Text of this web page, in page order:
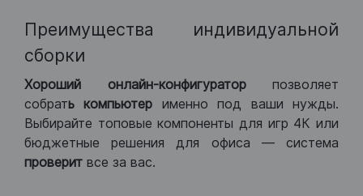
Преимущества индивидуальной
сборки
Хороший онлайн-конфигураторпозволяет
собрать компьютер именно под ваши нужды.
Выбирайте топовые компоненты для игр 4К или
бюджетные решения для офиса — система
проверит все за вас.